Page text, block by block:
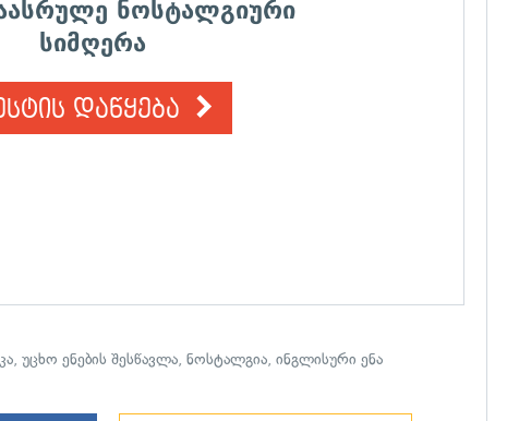
ნოსტალგიური
სიმღერა
დაწყება
,უცხო ენების შესწავლა,ნოსტალგია,ინგლისური ენა